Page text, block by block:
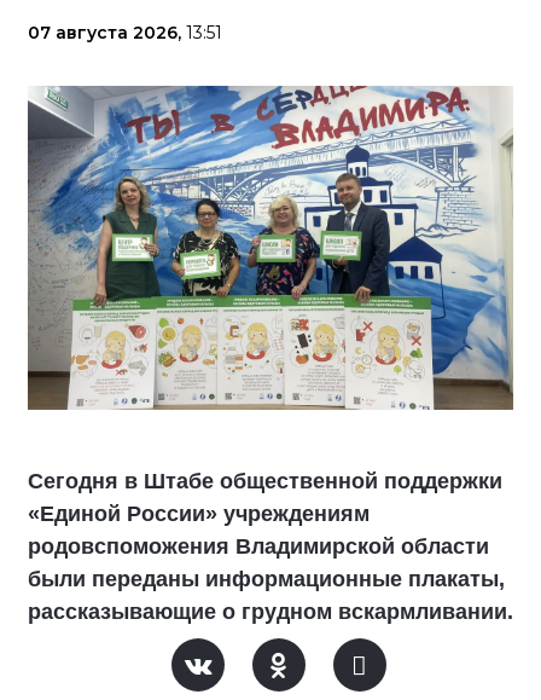
07 августа 2026, 13:51
Сегодня в Штабе общественной поддержки
«Единой России» учреждениям
родовспоможения Владимирской области
были переданы информационные плакаты,
рассказывающие о грудном вскармливании.